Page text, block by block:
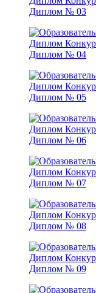
Диплом № 03
Диплом № 04
Диплом № 05
Диплом № 06
Диплом № 07
Диплом № 08
Диплом № 09